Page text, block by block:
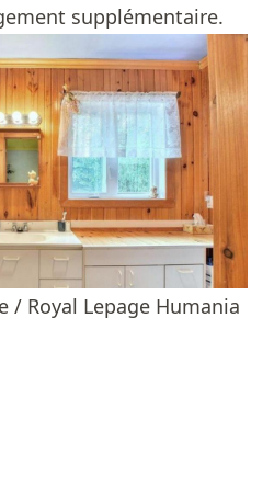
supplémentaire.
/ Royal Lepage Humania